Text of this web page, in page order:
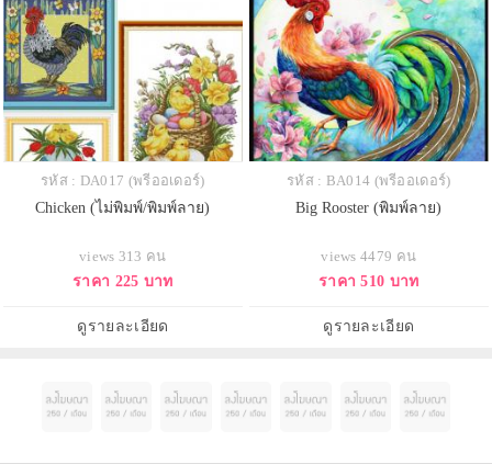
รหัส : DA017 (พรีออเดอร์)
Chicken (ไม่พิมพ์/พิมพ์ลาย)
views 313 คน
ราคา 225 บาท
ดูรายละเอียด
รหัส : BA014 (พรีออเดอร์)
Big Rooster (พิมพ์ลาย)
views 4479 คน
ราคา 510 บาท
ดูรายละเอียด